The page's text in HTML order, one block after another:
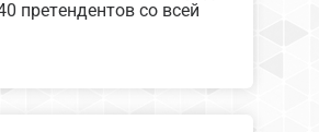
претендентов со всей